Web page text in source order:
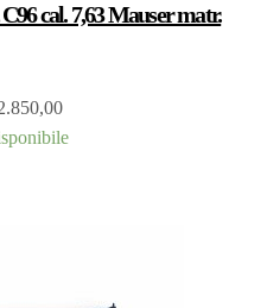
cal. 7,63 Mauser matr.